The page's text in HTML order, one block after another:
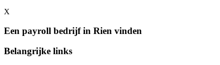
X
Een payroll bedrijf in Rien vinden
Belangrijke links